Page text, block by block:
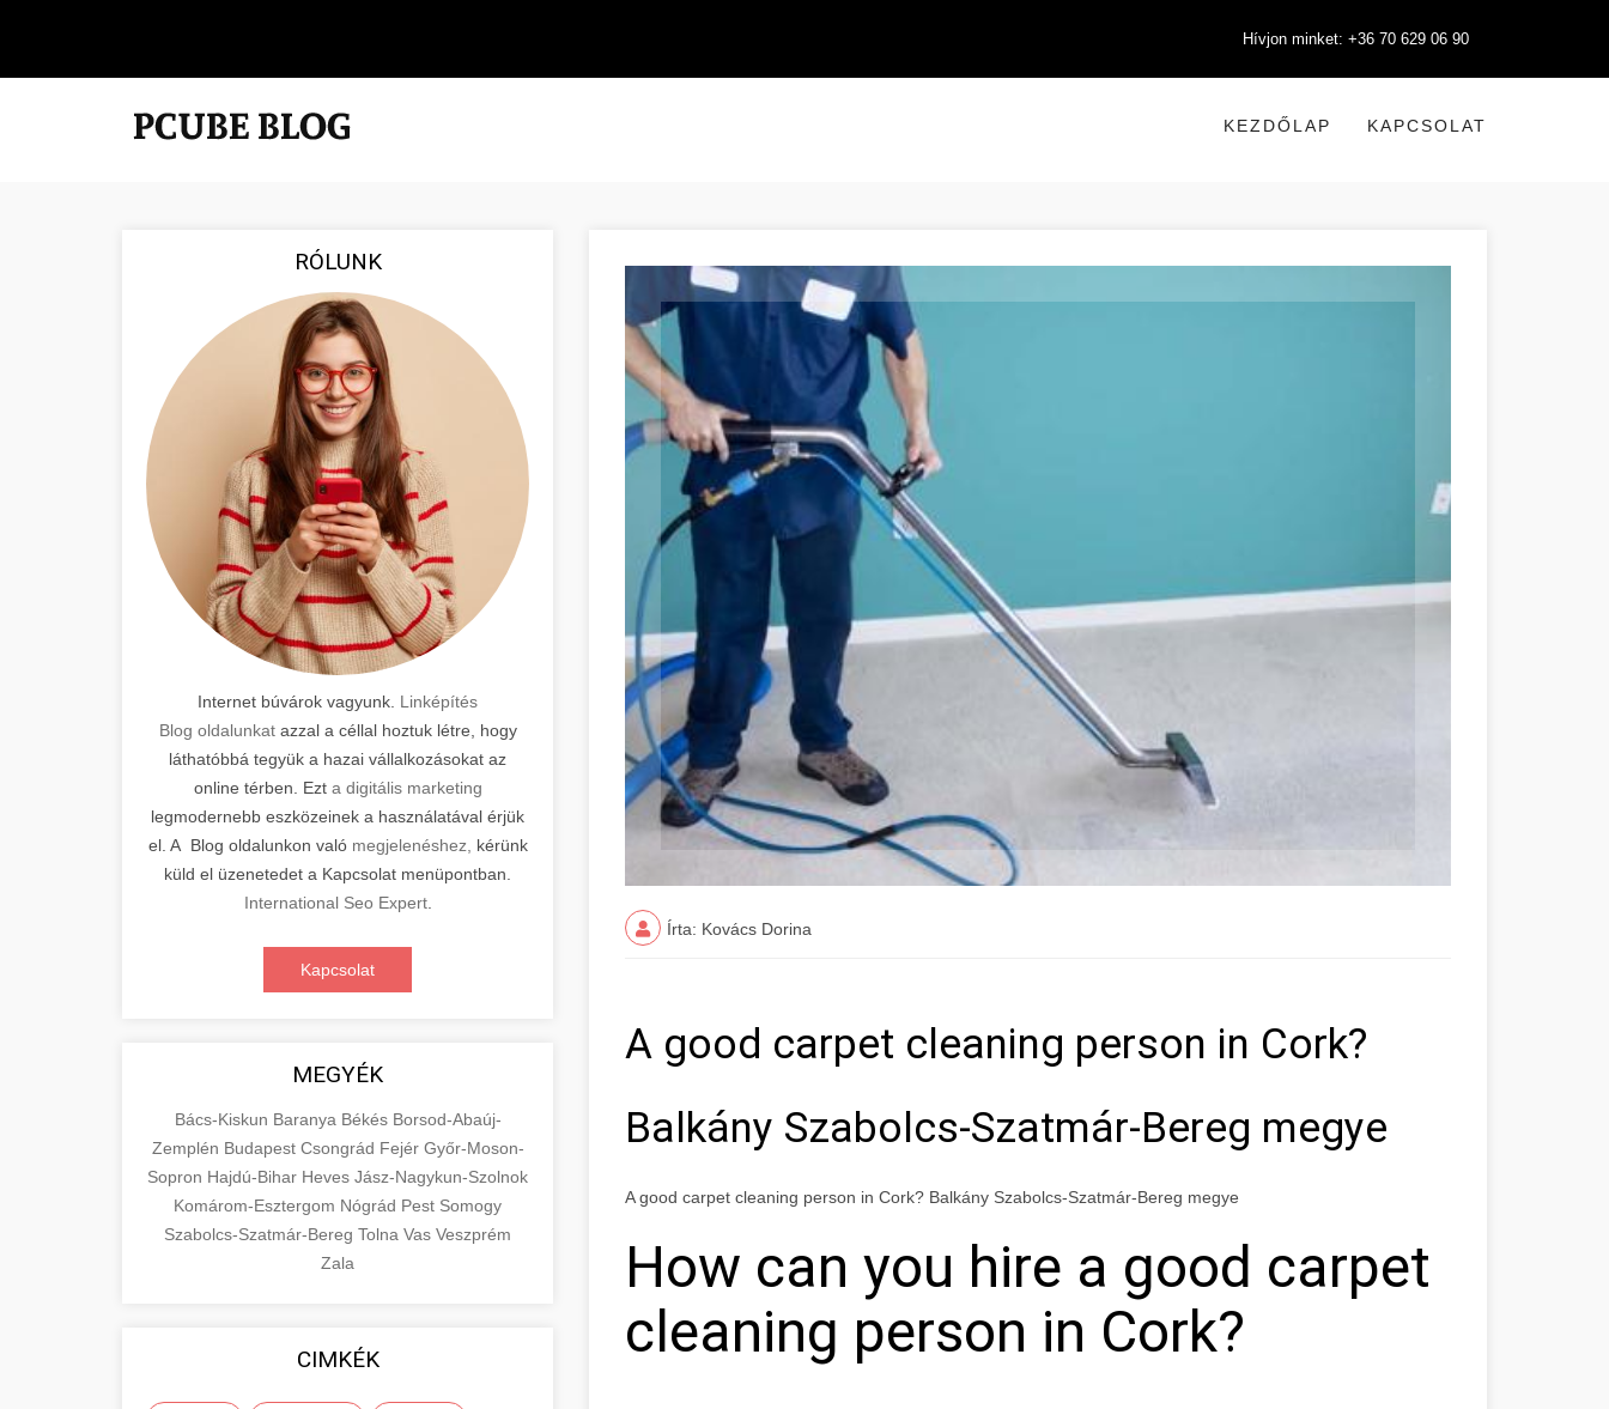
Hívjon minket: +36 70 629 06 90
KEZDŐLAP KAPCSOLAT
RÓLUNK
Internet búvárok vagyunk. Linképítés
Blog oldalunkatazzal a céllal hoztuk létre, hogy
láthatóbbá tegyük a hazai vállalkozásokat az
online térben. Ezt a digitális marketing
legmodernebb eszközeinek a használatával érjük
el. A Blog oldalunkon való megjelenéshez,
kérünk
küld el üzenetedet a Kapcsolat menüpontban.
International Seo Expert.
Kapcsolat
MEGYÉK
Bács-Kiskun Baranya Békés Borsod-Abaúj-
Zemplén Budapest Csongrád Fejér Győr-Moson-
Sopron Hajdú-Bihar Heves Jász-Nagykun-Szolnok
Komárom-Esztergom Nógrád Pest Somogy
Szabolcs-Szatmár-Bereg Tolna Vas Veszprém
Zala
CIMKÉK
Írta: Kovács Dorina
A good carpet cleaning person in Cork?
Balkány Szabolcs-Szatmár-Bereg megye
A good carpet cleaning person in Cork? Balkány Szabolcs-Szatmár-Bereg megye
How can you hire a good carpet
cleaning person in Cork?